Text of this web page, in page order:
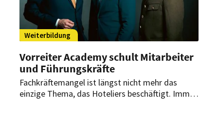
Weiterbildung
Vorreiter Academy schult Mitarbeiter
und Führungskräfte
Fachkräftemangel ist längst nicht mehr das
einzige Thema, das Hoteliers beschäftigt. Immer